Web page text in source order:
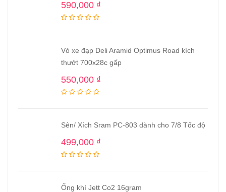
590,000 ₫
Vỏ xe đạp Deli Aramid Optimus Road kích
thướt 700x28c gấp
550,000 ₫
Sên/ Xích Sram PC-803 dành cho 7/8 Tốc độ
499,000 ₫
Ống khí Jett Co2 16gram